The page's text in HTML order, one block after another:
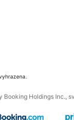
Booking Holdings Inc.,